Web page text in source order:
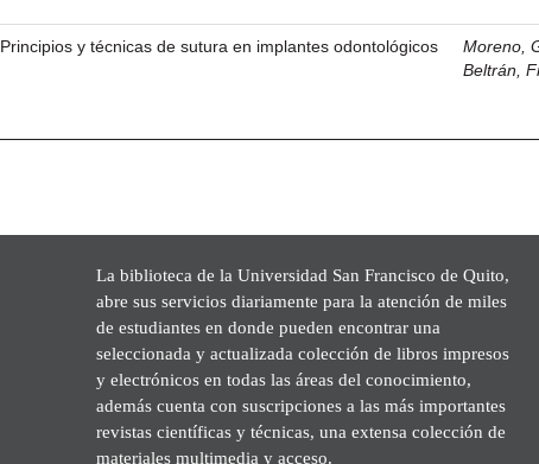
Principios y técnicas de sutura en implantes odontológicos Moreno,
Beltrán,
La biblioteca de la Universidad San Francisco de Quito,
abre sus servicios diariamente para la atención de miles
de estudiantes en donde pueden encontrar una
seleccionada y actualizada colección de libros impresos
y electrónicos en todas las áreas del conocimiento,
además cuenta con suscripciones a las más importantes
revistas científicas y técnicas, una extensa colección de
materiales multimedia y acceso.